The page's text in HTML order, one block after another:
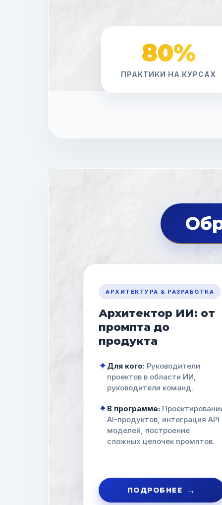
80%
ПРАКТИКИ НА КУРСАХ
АРХИТЕКТУРА & РАЗРАБОТКА
Архитектор ИИ: от
промпта до
продукта
✦Для кого: Руководители
проектов в области ИИ,
руководители команд.
✦В программе:
AI-продуктов, интеграция API
моделей, построение
сложных цепочек промптов.
ПОДРОБНЕЕ →